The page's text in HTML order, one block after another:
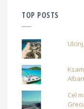
TOP POSTS
Cel